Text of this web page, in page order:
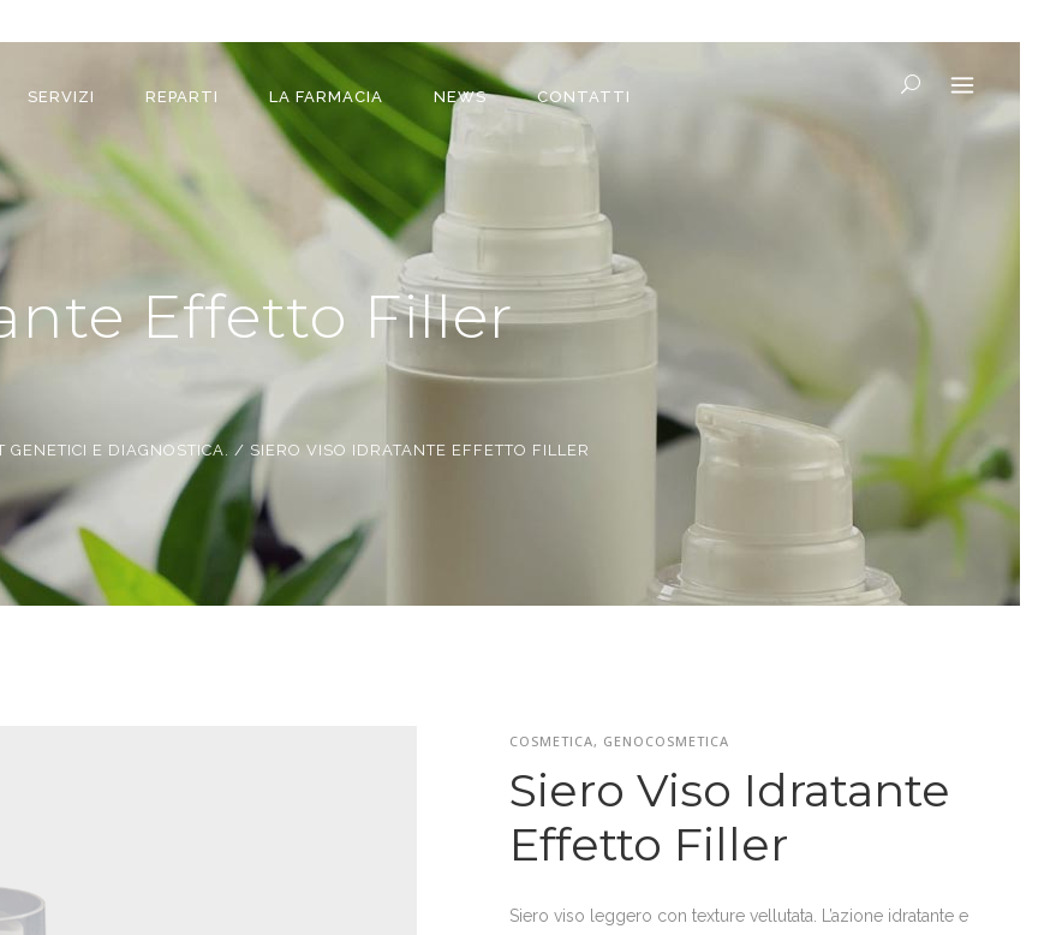
SERVIZI REPARTI LA FARMACIA NEWS CONTATTI
Effetto Filler
E DIAGNOSTICA. / SIERO VISO IDRATANTE EFFETTO FILLER
COSMETICA, GENOCOSMETICA
Siero Viso Idratante
Effetto Filler
Siero viso leggero con texture vellutata. L’azione idratante e